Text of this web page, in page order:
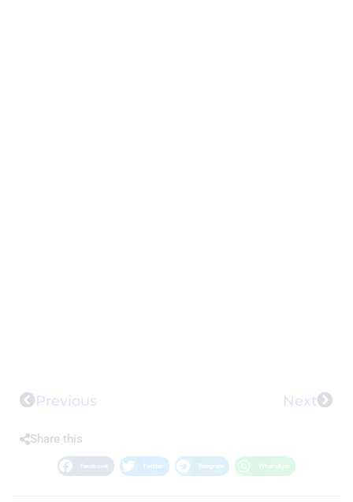
Previous Next
Share this
Facebook Twitter Telegram WhatsApp